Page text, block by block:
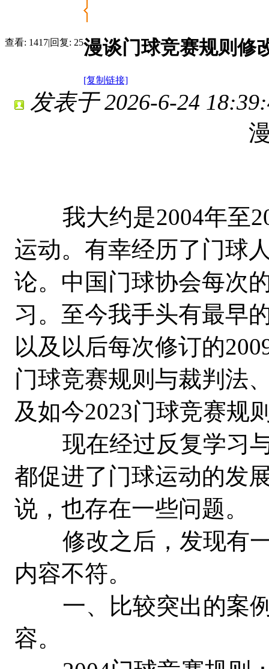
查看: 1417|回复: 25漫谈门球竞赛规则修
[复制链接]
发表于 2026-6-24
漫谈门球竞
我大约是2004年至
运动。有幸经历了门球
论。中国门球协会每次
习。至今我手头有最早
以及以后每次修订的
门球竞赛规则与裁判法
及如今2023门球竞赛规
现在经过反复学习与
都促进了门球运动的发
说，也存在一些问题。
修改之后，发现有一
内容不符。
一、比较突出的案例
容。